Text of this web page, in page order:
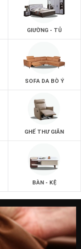
GIƯỜNG - TỦ
SOFA DA BÒ Ý
GHẾ THƯ GIÃN
BÀN - KỆ